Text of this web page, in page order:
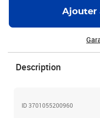
Ajouter
Description
ID 3701055200960